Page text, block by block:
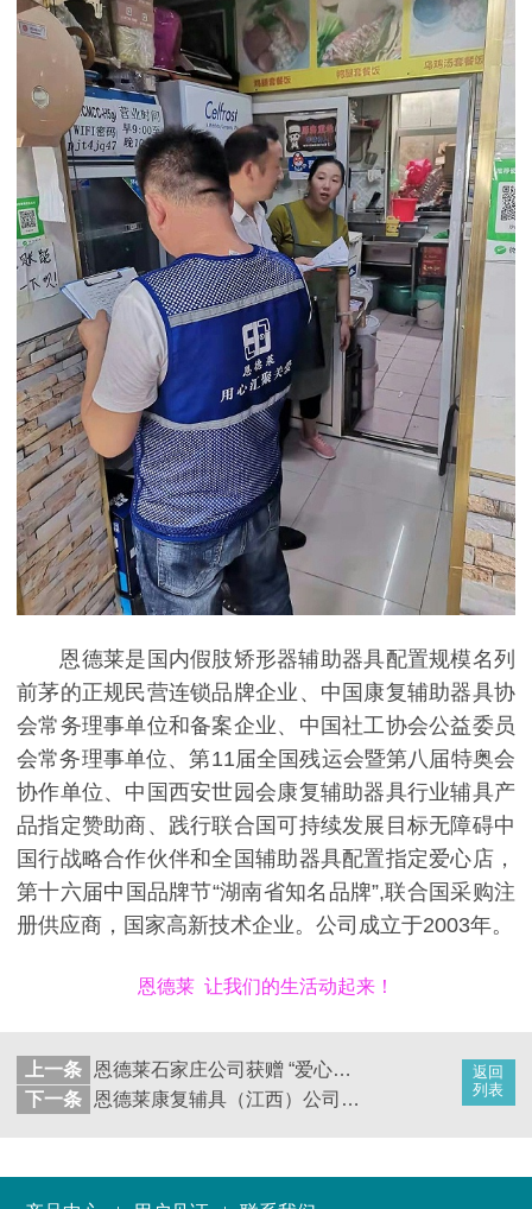
恩德莱是国内假肢矫形器辅助器具配置规模名列
前茅的正规民营连锁品牌企业、中国康复辅助器具协
会常务理事单位和备案企业、中国社工协会公益委员
会常务理事单位、第11届全国残运会暨第八届特奥会
协作单位、中国西安世园会康复辅助器具行业辅具产
品指定赞助商、践行联合国可持续发展目标无障碍中
国行战略合作伙伴和全国辅助器具配置指定爱心店，
第十六届中国品牌节“湖南省知名品牌”,联合国采购注
册供应商，国家高新技术企业。公司成立于2003年。
恩德莱 让我们的生活动起来！
返回
列表
上一条
恩德莱石家庄公司获赠 “爱心助残情系民，滴水之恩永记心”锦旗一面
下一条
恩德莱康复辅具（江西）公司开业盛典圆满落幕！